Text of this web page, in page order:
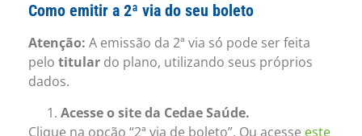
Como emitir a 2ª via do seu boleto
Atenção: A emissão da 2ª via só pode ser feita
pelo titular do plano, utilizando seus próprios
dados.
Acesse o site da Cedae Saúde.
Clique na opção “2ª via de boleto”. Ou acesse este